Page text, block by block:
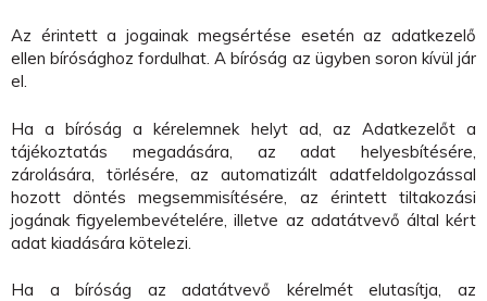
Az érintett a jogainak megsértése esetén az adatkezelő
ellen bírósághoz fordulhat. A bíróság az ügyben soron kívül jár
el.
Ha a bíróság a kérelemnek helyt ad, az Adatkezelőt a
tájékoztatás megadására, az adat helyesbítésére,
zárolására, törlésére, az automatizált adatfeldolgozással
hozott döntés megsemmisítésére, az érintett tiltakozási
jogának figyelembevételére, illetve az adatátvevő által kért
adat kiadására kötelezi.
Ha a bíróság az adatátvevő kérelmét elutasítja, az